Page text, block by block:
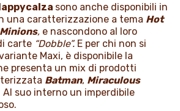
sono anche disponibili in
una caratterizzazione a tema Hot
Minions, e nascondono al loro
carte “Dobble”. E per chi non si
Maxi, è disponibile la
presenta un mix di prodotti
Batman, Miraculous
Al suo interno un imperdibile